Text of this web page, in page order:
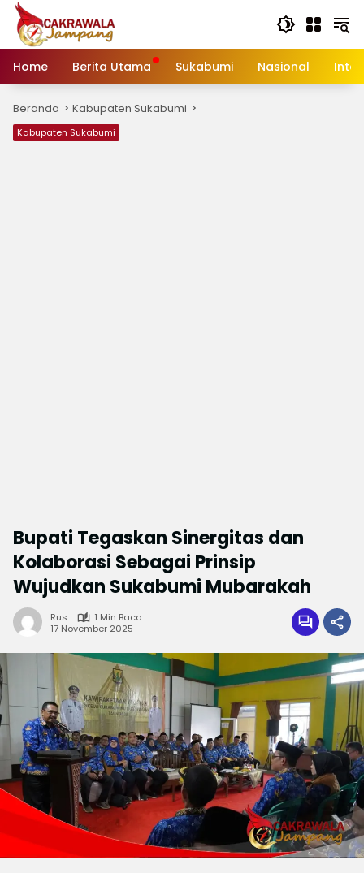
Langsung
konten
Home
Berita Utama Sukabumi Nasional
Beranda Kabupaten Sukabumi
Kabupaten Sukabumi
Bupati Tegaskan Sinergitas dan
Kolaborasi Sebagai Prinsip
Wujudkan Sukabumi Mubarakah
Rus
1 Min Baca
17 November 2025